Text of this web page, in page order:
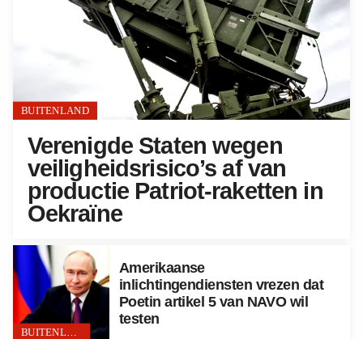
BUITENLAND
Verenigde Staten wegen
veiligheidsrisico’s af van
productie Patriot-raketten in
Oekraïne
BUITENLAND
Amerikaanse
inlichtingendiensten vrezen dat
Poetin artikel 5 van NAVO wil
testen